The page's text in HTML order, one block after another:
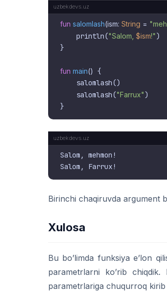
fun salomlash(ism: String =
    println(
"Salom, $ism!")
}
fun main() {
    salomlash()
    salomlash(
"Farrux")
Salom, mehmon!
Birinchi chaqiruvda argument
Xulosa
Bu bo’limda funksiya e’lon
parametrlarni ko’rib
parametrlariga chuqurroq